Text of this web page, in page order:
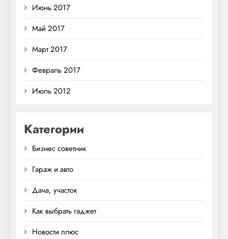
Июнь 2017
Май 2017
Март 2017
Февраль 2017
Июль 2012
Категории
Бизнес советник
Гараж и авто
Дача, участок
Как выбрать гаджет
Новости плюс